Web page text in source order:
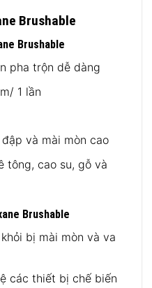
Brushable
Brushable
pha trộn dễ dàng
1 lần
và mài mòn cao
tông, cao su, gỗ và
Brushable
bị mài mòn và va
các thiết bị chế biến